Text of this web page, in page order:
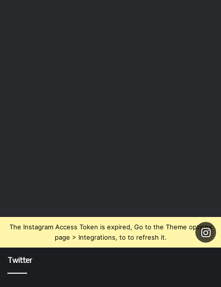
The Instagram Access Token is expired, Go to the Theme options
page > Integrations, to to refresh it.
Twitter